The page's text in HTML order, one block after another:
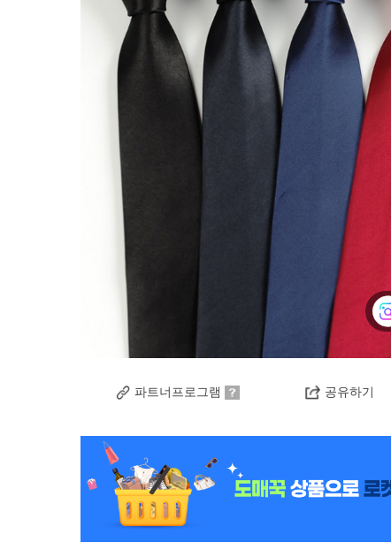
파트너프로그램 공유하기